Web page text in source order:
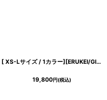
[ XS-Lサイズ / 1カラー][ERUKEI/GINZA COUTURE]パープル・ノースリーブ・花柄・プリント・ボールチェーン・切替・Aライン・ミディアムドレス・ワンピース[送料無料]
19,800円(税込)